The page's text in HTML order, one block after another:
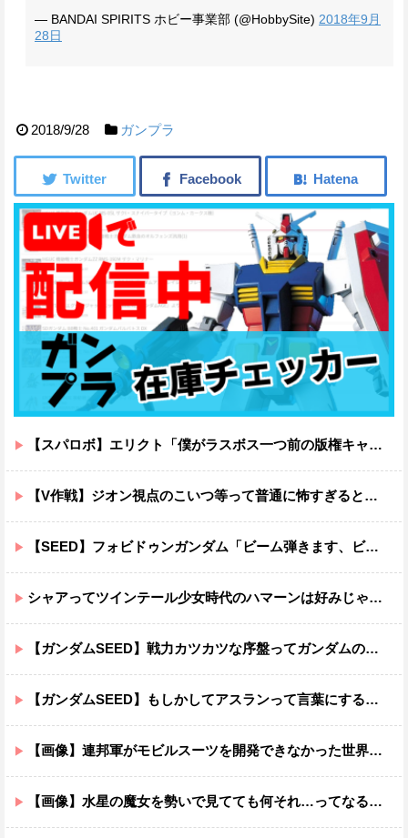
— BANDAI SPIRITS ホビー事業部 (@HobbySite) 2018年9月
28日
2018/9/28 ガンプラ
【スパロボ】エリクト「僕がラスボス一つ前の版権キャラ最後の敵ってちょっと荷が重すぎない？」
【V作戦】ジオン視点のこいつ等って普通に怖すぎると思う…
【SEED】フォビドゥンガンダム「ビーム弾きます、ビーム曲げられます、空飛びます」←二世代目でこれ出来るのおかしいだろ
シャアってツインテール少女時代のハマーンは好みじゃなかったの？
【ガンダムSEED】戦力カツカツな序盤ってガンダムの中だと割と珍しい気がする
【ガンダムSEED】もしかしてアスランって言葉にするのが下手なだけでめっちゃいい人なのでは？
【画像】連邦軍がモビルスーツを開発できなかった世界線のガンダムｗｗｗｗｗｗｗ
【画像】水星の魔女を勢いで見てても何それ…ってなる部分ｗｗｗｗｗｗｗｗ